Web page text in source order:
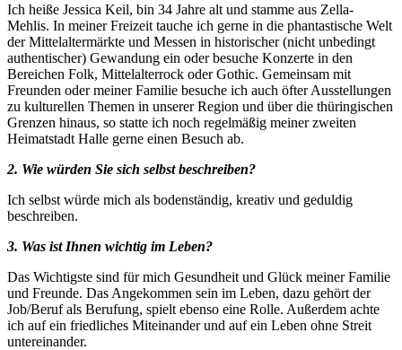
Ich heiße Jessica Keil, bin 34 Jahre alt und stamme aus Zella-
Mehlis. In meiner Freizeit tauche ich gerne in die phantastische Welt
der Mittelaltermärkte und Messen in historischer (nicht unbedingt
authentischer) Gewandung ein oder besuche Konzerte in den
Bereichen Folk, Mittelalterrock oder Gothic. Gemeinsam mit
Freunden oder meiner Familie besuche ich auch öfter Ausstellungen
zu kulturellen Themen in unserer Region und über die thüringischen
Grenzen hinaus, so statte ich noch regelmäßig meiner zweiten
Heimatstadt Halle gerne einen Besuch ab.
2. Wie würden Sie sich selbst beschreiben?
Ich selbst würde mich als bodenständig, kreativ und geduldig
beschreiben.
3. Was ist Ihnen wichtig im Leben?
Das Wichtigste sind für mich Gesundheit und Glück meiner Familie
und Freunde. Das Angekommen sein im Leben, dazu gehört der
Job/Beruf als Berufung, spielt ebenso eine Rolle. Außerdem achte
ich auf ein friedliches Miteinander und auf ein Leben ohne Streit
untereinander.